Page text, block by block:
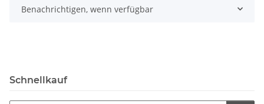
Benachrichtigen, wenn verfügbar
Schnellkauf